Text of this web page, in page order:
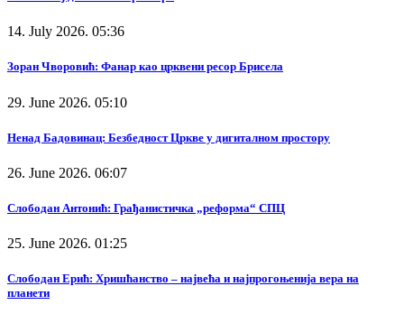
14. July 2026. 05:36
Зоран Чворовић: Фанар као црквени ресор Брисела
29. June 2026. 05:10
Ненад Бадовинац: Безбедност Цркве у дигиталном простору
26. June 2026. 06:07
Слободан Антонић: Грађанистичка „реформа“ СПЦ
25. June 2026. 01:25
Слободан Ерић: Хришћанство – највећа и најпрогоњенија вера на
планети